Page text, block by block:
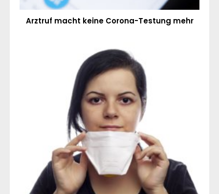
Arztruf macht keine Corona-Testung mehr